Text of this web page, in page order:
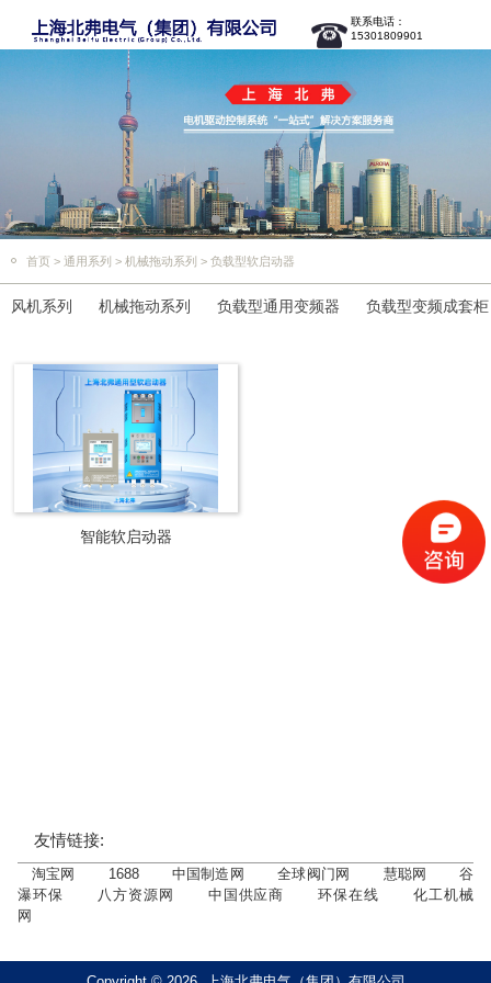
联系电话：
15301809901
首页 > 通用系列 > 机械拖动系列 > 负载型软启动器
风机系列 机械拖动系列 负载型通用变频器 负载型变频成套柜
智能软启动器
友情链接:
淘宝网 1688 中国制造网 全球阀门网 慧聪网
谷
瀑环保
八方资源网 中国供应商 环保在线
化工机械
网